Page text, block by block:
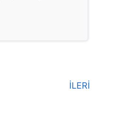
İLERİ